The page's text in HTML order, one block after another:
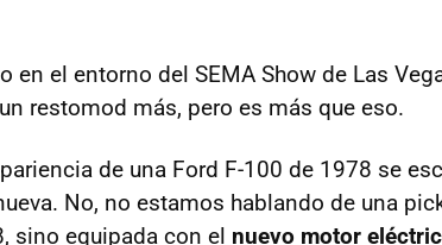
en el entorno del SEMA Show de Las
restomod más, pero es más que eso.
de una Ford F-100 de 1978 se
No, no estamos hablando de una
sino equipada con el nuevo motor